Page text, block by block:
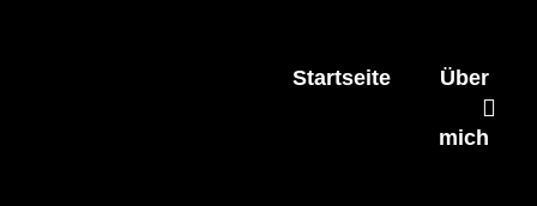
Startseite Über
mich